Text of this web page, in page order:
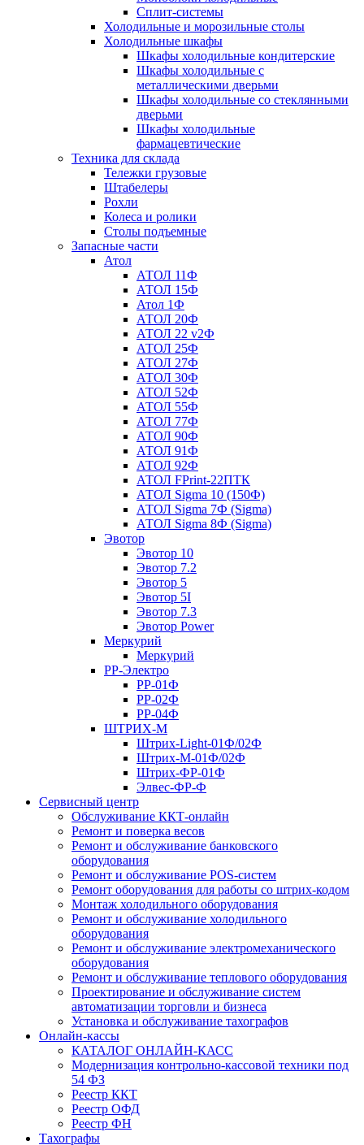
Сплит-системы
Холодильные и морозильные столы
Холодильные шкафы
Шкафы холодильные кондитерские
Шкафы холодильные с
металлическими дверьми
Шкафы холодильные со стеклянными
дверьми
Шкафы холодильные
фармацевтические
Техника для склада
Тележки грузовые
Штабелеры
Рохли
Колеса и ролики
Столы подъемные
Запасные части
Атол
АТОЛ 11Ф
АТОЛ 15Ф
Атол 1Ф
АТОЛ 20Ф
АТОЛ 22 v2Ф
АТОЛ 25Ф
АТОЛ 27Ф
АТОЛ 30Ф
АТОЛ 52Ф
АТОЛ 55Ф
АТОЛ 77Ф
АТОЛ 90Ф
АТОЛ 91Ф
АТОЛ 92Ф
АТОЛ FPrint-22ПТК
АТОЛ Sigma 10 (150Ф)
АТОЛ Sigma 7Ф (Sigma)
АТОЛ Sigma 8Ф (Sigma)
Эвотор
Эвотор 10
Эвотор 7.2
Эвотор 5
Эвотор 5I
Эвотор 7.3
Эвотор Power
Меркурий
Меркурий
РР-Электро
РР-01Ф
РР-02Ф
РР-04Ф
ШТРИХ-М
Штрих-Light-01Ф/02Ф
Штрих-М-01Ф/02Ф
Штрих-ФР-01Ф
Элвес-ФР-Ф
Сервисный центр
Обслуживание ККТ-онлайн
Ремонт и поверка весов
Ремонт и обслуживание банковского
оборудования
Ремонт и обслуживание POS-систем
Ремонт оборудования для работы со штрих-кодом
Монтаж холодильного оборудования
Ремонт и обслуживание холодильного
оборудования
Ремонт и обслуживание электромеханического
оборудования
Ремонт и обслуживание теплового оборудования
Проектирование и обслуживание систем
автоматизации торговли и бизнеса
Установка и обслуживание тахографов
Онлайн-кассы
КАТАЛОГ ОНЛАЙН-КАСС
Модернизация контрольно-кассовой техники под
54 ФЗ
Реестр ККТ
Реестр ОФД
Реестр ФН
Тахографы